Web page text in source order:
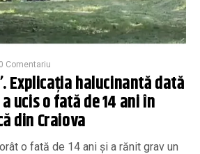
0 Comentariu
Explicația halucinantă dată
ucis o fată de 14 ani în
din Craiova
o fată de 14 ani și a rănit grav un